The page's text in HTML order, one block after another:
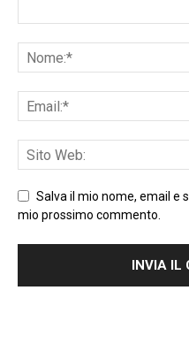
Salva il mio nome, email e
mio prossimo commento.